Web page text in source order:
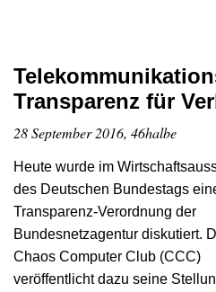
Transparenz für
28 September 2016, 46halbe
Heute wurde im
des Deutschen Bundestags
Transparenz-Verordnung der
Bundesnetzagentur diskutiert.
Chaos Computer Club (CCC)
veröffentlicht dazu seine